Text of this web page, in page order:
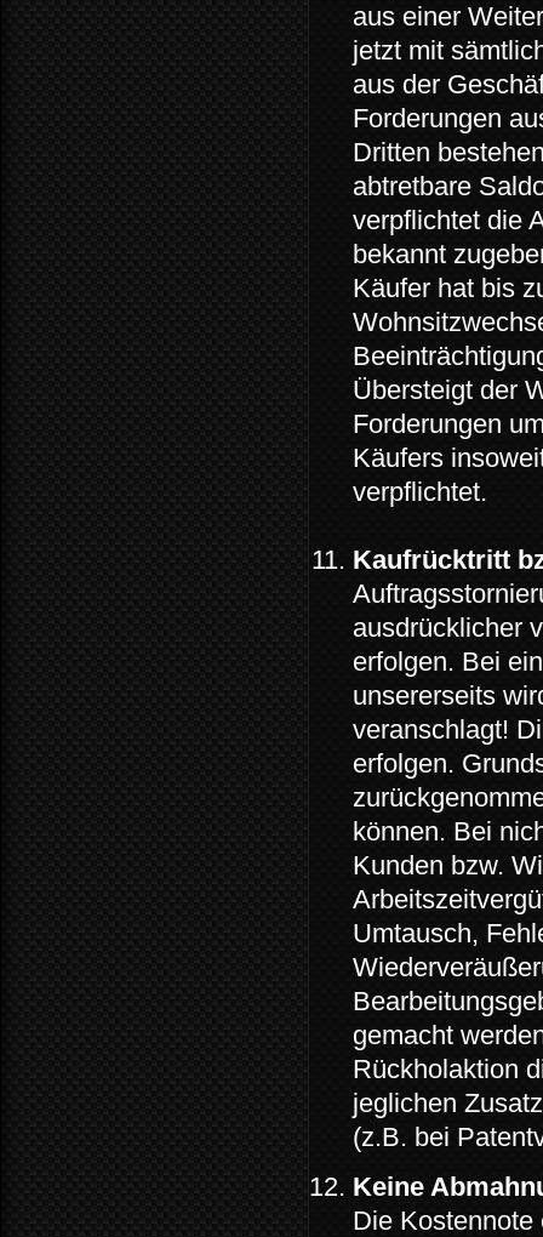
aus einer
jetzt mit
aus der
Forderungen
Dritten
abtretbare
verpflichtet die
bekannt
Käufer hat bis
Übersteigt der
Forderungen
Käufers
verpflichtet.
Kaufrücktritt
ausdrücklicher
erfolgen. Bei
unsererseits
veranschlagt!
erfolgen.
können. Bei
Kunden bzw.
Umtausch,
gemacht
Rückholaktion
jeglichen
(z.B. bei
Keine
Die Kostennote